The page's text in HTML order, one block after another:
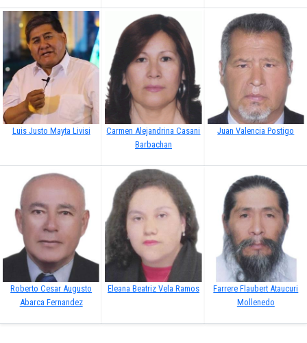
Luis Justo Mayta Livisi
Carmen Alejandrina Casani
Barbachan
Juan Valencia Postigo
Roberto Cesar Augusto
Abarca Fernandez
Eleana Beatriz Vela Ramos
Farrere Flaubert Ataucuri
Mollenedo